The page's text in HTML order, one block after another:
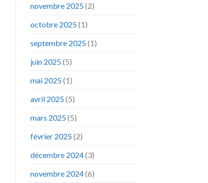
novembre 2025(2)
octobre 2025(1)
septembre 2025(1)
juin 2025(5)
mai 2025(1)
avril 2025(5)
mars 2025(5)
février 2025(2)
décembre 2024(3)
novembre 2024(6)